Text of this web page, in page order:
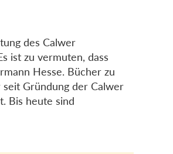
des Calwer
ist zu vermuten, dass
Hesse. Bücher zu
seit Gründung der Calwer
Bis heute sind